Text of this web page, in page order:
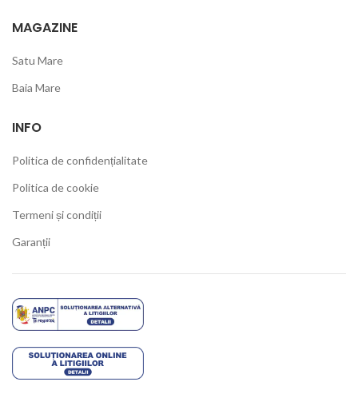
MAGAZINE
Satu Mare
Baia Mare
INFO
Politica de confidențialitate
Politica de cookie
Termeni și condiții
Garanții